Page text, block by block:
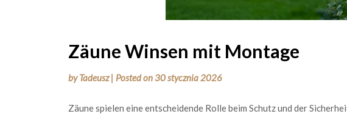
Zäune Winsen mit Montage
byTadeusz | Posted on30 stycznia 2026
Zäune spielen eine entscheidende Rolle beim Schutz und der